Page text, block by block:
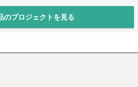
のプロジェクトを見る